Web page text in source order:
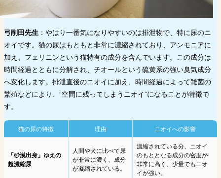
弓削田先生 ：やはり一番気になりやすいのは排泄物で、特に尿のニ
オイです。猫の尿はもともと非常に濃縮されており、アンモニアに
加え、フェリニンという猫特有の成分を含んでいます。この成分は
時間経過とともに分解され、チオールという硫黄系の強い臭気成分
へ変化します。排泄直後のニオイに加え、時間経過によって雑菌の
繁殖などにより、“空間に残ってしまうニオイ”になることが特徴で
す。
猫の尿の特徴 理由 ニオイへの影響
「砂漠出身」ゆえの
超濃縮尿
人間や犬に比べて尿
が非常に濃く、成分
が凝縮されている。
濃縮されている分、ニオイ
のもととなる成分の密度が
非常に高く、少量でもニオ
イが強い。